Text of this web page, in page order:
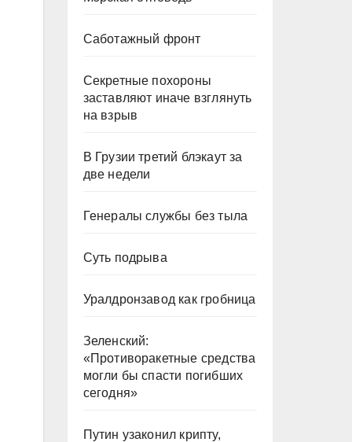
Саботажный фронт
Секретные похороны
заставляют иначе взглянуть
на взрыв
В Грузии третий блэкаут за
две недели
Генералы службы без тыла
Суть подрыва
Уралдронзавод как гробница
Зеленский:
«Противоракетные средства
могли бы спасти погибших
сегодня»
Путин узаконил крипту,